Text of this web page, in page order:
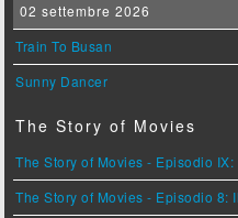
02 settembre 2026
Train To Busan
Sunny Dancer
The Story of Movies
The Story of Movies - Episodio
The Story of Movies - Episodio 8: